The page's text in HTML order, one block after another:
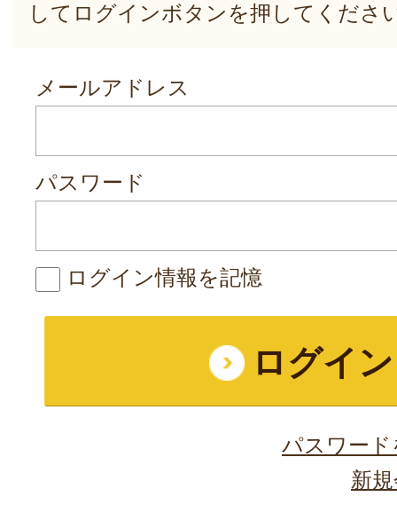
してログインボタンを押してくださ
メールアドレス
パスワード
ログイン情報を記憶
パスワー
新